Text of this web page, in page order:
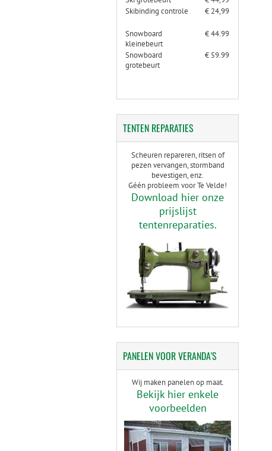
Skibinding controle
€ 24,99
Snowboard
kleinebeurt
€ 44.99
Snowboard
grotebeurt
€ 59.99
TENTEN REPARATIES
Scheuren repareren, ritsen of
pezen vervangen, stormband
bevestigen, enz.
Géén probleem voor Te Velde!
Download hier onze
prijslijst
tentenreparaties.
PANELENVOOR VERANDA'S
Wij maken panelen op maat.
Bekijk hier enkele
voorbeelden